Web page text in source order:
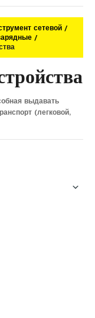
сетевой
выдавать
(легковой,